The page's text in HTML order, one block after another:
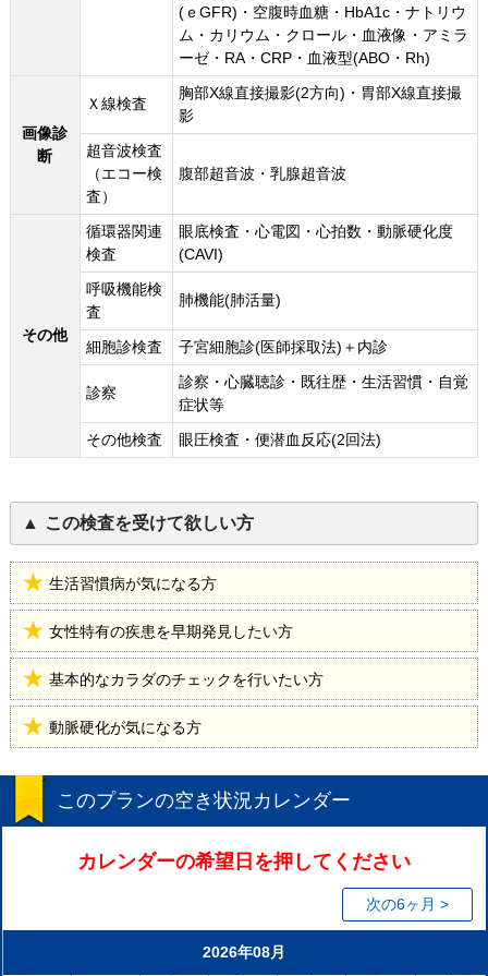
(ｅGFR)・空腹時血糖・HbA1c・ナトリウ
ム・カリウム・クロール・血液像・アミラ
ーゼ・RA・CRP・血液型(ABO・Rh)
画像診
断
Ｘ線検査
胸部X線直接撮影(2方向)・胃部X線直接撮
影
超音波検査
（エコー検
査）
腹部超音波・乳腺超音波
その他
循環器関連
検査
眼底検査・心電図・心拍数・動脈硬化度
(CAVI)
呼吸機能検
査
肺機能(肺活量)
細胞診検査 子宮細胞診(医師採取法)＋内診
診察
診察・心臓聴診・既往歴・生活習慣・自覚
症状等
その他検査
眼圧検査・便潜血反応(2回法)
この検査を受けて欲しい方
生活習慣病が気になる方
女性特有の疾患を早期発見したい方
基本的なカラダのチェックを行いたい方
動脈硬化が気になる方
このプランの空き状況カレンダー
カレンダーの希望日を押してください
次の6ヶ月 >
2026年08月